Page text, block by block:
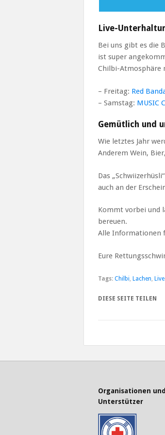
Live-
Bei uns gibt es die
ist super
Chilbi-Atmosphäre
– Freitag: Red
– Samstag: MUSIC
Gemütlich und
Wie letztes Jahr
Anderem Wein,
Das
auch an der
Kommt vorbei und
bereuen.
Alle Informationen
Eure
Tags: Chilbi, Lachen,
DIESE SEITE TEILEN
Organisationen und
Unterstützer